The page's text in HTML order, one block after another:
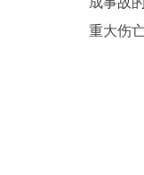
重大伤